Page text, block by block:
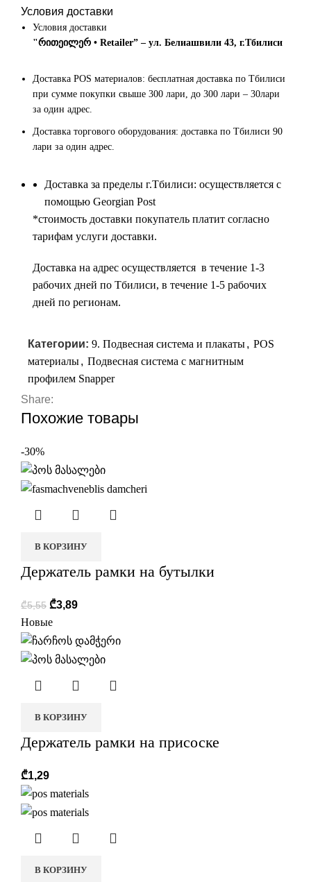
Условия доставки
Условия доставки
"რითეილერ • Retailer” – ул. Белиашвили 43, г.Тбилиси
Доставка POS материалов: бесплатная доставка по Тбилиси
при сумме покупки свыше 300 лари, до 300 лари – 30лари
за один адрес.
Доставка торгового оборудования: доставка по Тбилиси 90
лари за один адрес.
Доставка за пределы г.Тбилиси: осуществляется с
помощью Georgian Post
*cтоимость доставки покупатель платит согласно
тарифам услуги доставки.
Доставка на адрес осуществляется в течение 1-3
рабочих дней по Тбилиси, в течение 1-5 рабочих
дней по регионам.
Категории: 9. Подвесная система и плакаты, POS
материалы, Подвесная система с магнитным
профилем Snapper
Share:
Похожие товары
-30%
В КОРЗИНУ
Держатель рамки на бутылки
₾5,55 ₾3,89
Новые
В КОРЗИНУ
Держатель рамки на присоске
₾1,29
В КОРЗИНУ